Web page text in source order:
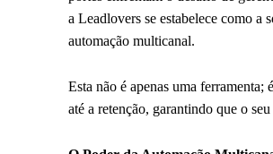
a Leadlovers se estabelece como a
automação multicanal.
Esta não é apenas uma
até a retenção, garantindo que o